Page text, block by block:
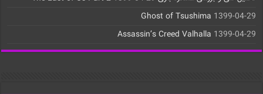
Ghost of Tsushima 1399-04-29
Assassin’s Creed Valhalla 1399-04-29